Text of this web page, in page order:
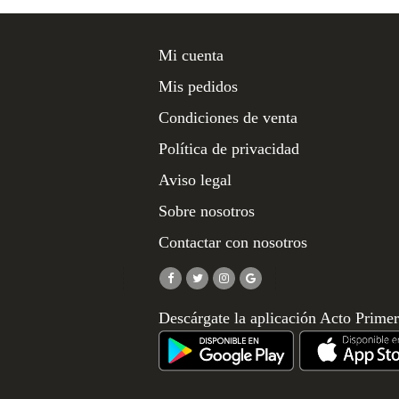
Mi cuenta
Mis pedidos
Condiciones de venta
Política de privacidad
Aviso legal
Sobre nosotros
Contactar con nosotros
Descárgate la aplicación Acto